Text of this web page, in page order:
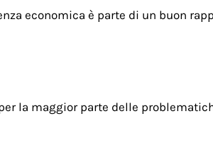
economica è parte di un buon
la maggior parte delle